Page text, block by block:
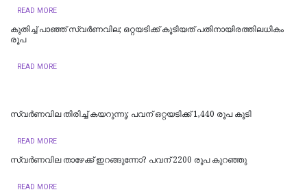
READ MORE
കുതിച്ച് പാഞ്ഞ് സ്വര്‍ണവില; ഒറ്റയടിക്ക് കൂടിയത് പതിനായിരത്തിലധികം
രൂപ
READ MORE
സ്വര്‍ണവില തിരിച്ച് കയറുന്നു; പവന് ഒറ്റയടിക്ക് 1,440 രൂപ കൂടി
READ MORE
സ്വർണവില താഴേക്ക് ഇറങ്ങുന്നോ? പവന് 2200 രൂപ കുറഞ്ഞു
READ MORE